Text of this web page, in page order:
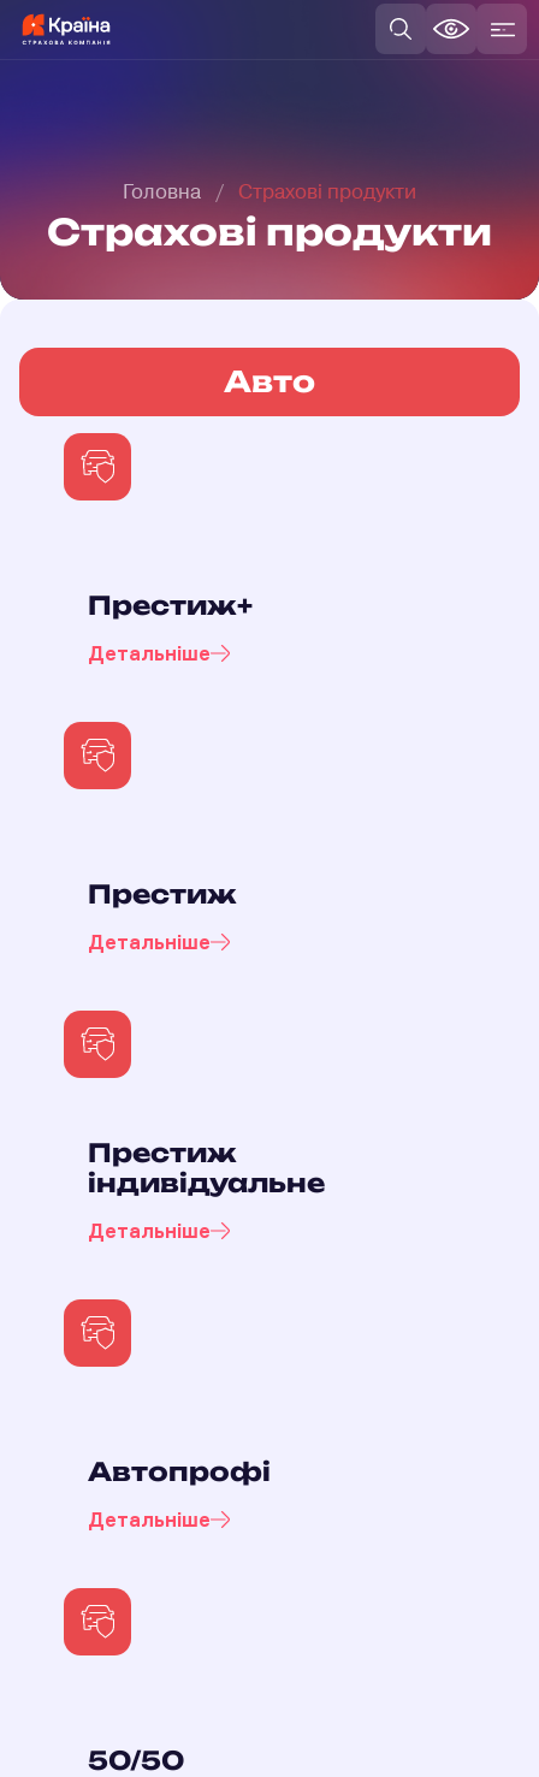
Головна Страхові продукти
Страхові продукти
Авто
Престиж+
Детальніше
Престиж
Детальніше
Престиж
індивідуальне
Детальніше
Автопрофі
Детальніше
50/50